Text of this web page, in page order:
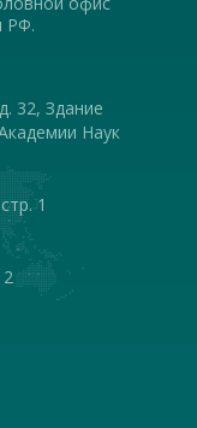
РФ.
32, Здание
Наук
1